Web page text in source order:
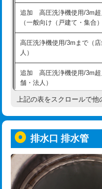
廃棄・処分
※給水管工事は20mmまで
給水管工事※（支持金具設
給水管工事※（保温材使用
め込み）)
給水管工事※（土の掘削・
業)
給水管工事※（塩ビ管（VP
用/3ｍまで)
用（追加）/3ｍ超え)
給水管工事※（ライニング
管・ポリ管・HT管使用/3ｍ
給水管工事※（ライニング鋼
追加 高圧洗浄機使用/3m超
（一般向け（戸建て・集合）
高圧洗浄機使用/3mまで（
人）
追加 高圧洗浄機使用/3m超
舗・法人）
高度高圧洗浄換
トーラー機使用/3mまで
追加トーラー機使用/3m超え
カメラ調査
上記の表をスクロールで他
排水口 排水管